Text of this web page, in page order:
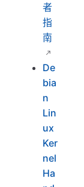
者
指
南
De
bia
n
Lin
ux
Ker
nel
Ha